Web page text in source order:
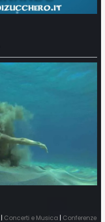
| Concerti e Musica | Conferenze